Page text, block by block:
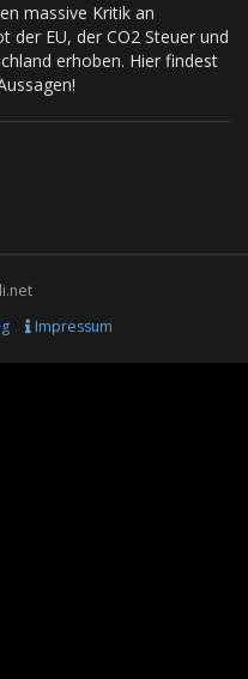
massive Kritik an
der EU, der CO2 Steuer und
erhoben. Hier findest
Impressum